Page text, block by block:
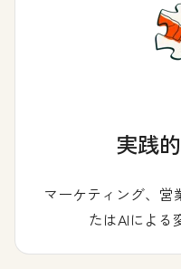
実践
マーケティング、営
たはAIによる